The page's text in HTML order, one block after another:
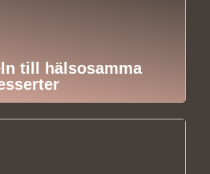
till hälsosamma